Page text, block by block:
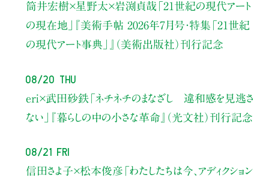
筒井宏樹×星野太×岩渕貞哉 「21世紀の現代アート
の現在地」
『美術手帖 2026年7月号・特集「21世紀
の現代アート事典」』（美術出版社）刊行記念
08/20 Thu
eri×武田砂鉄「ネチネチのまなざし 違和感を見逃さ
ない」
『暮らしの中の小さな革命』（光文社）刊行記念
08/21 Fri
信田さよ子×松本俊彦 「わたしたちは今、アディクション